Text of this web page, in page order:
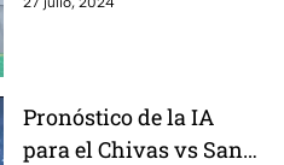
Pronóstico de la IA
para el Chivas vs San